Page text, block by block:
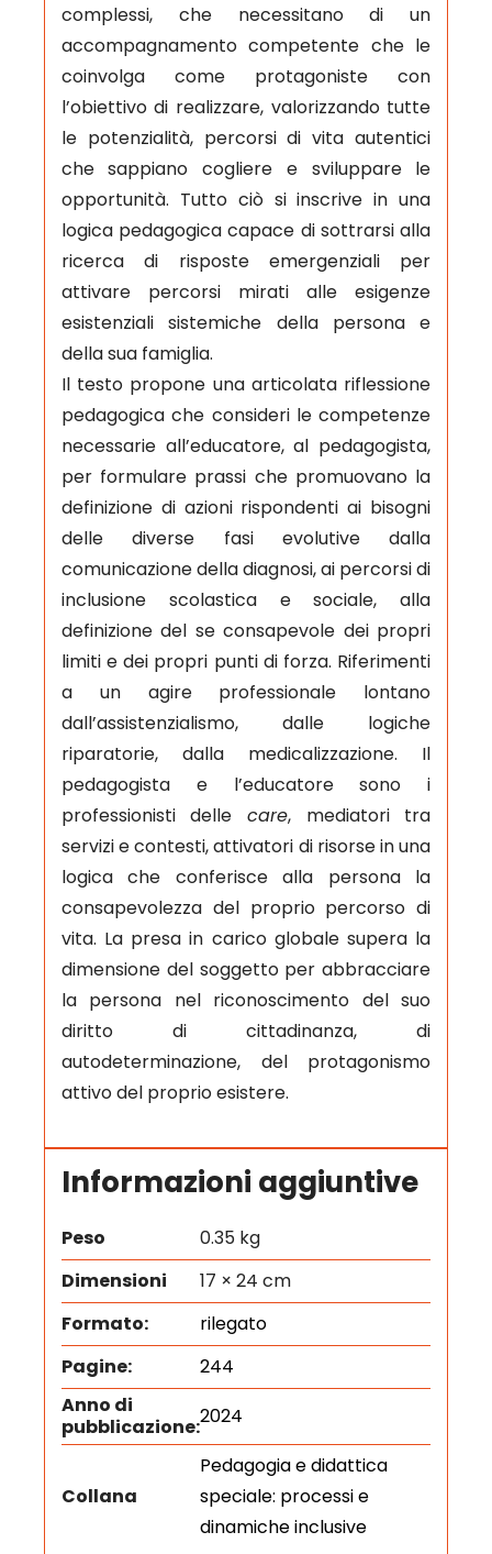
complessi, che necessitano di un
accompagnamento competente che le
coinvolga come protagoniste con
l’obiettivo di realizzare, valorizzando tutte
le potenzialità, percorsi di vita autentici
che sappiano cogliere e sviluppare le
opportunità. Tutto ciò si inscrive in una
logica pedagogica capace di sottrarsi alla
ricerca di risposte emergenziali per
attivare percorsi mirati alle esigenze
esistenziali sistemiche della persona e
della sua famiglia.
Il testo propone una articolata riflessione
pedagogica che consideri le competenze
necessarie all’educatore, al pedagogista,
per formulare prassi che promuovano la
definizione di azioni rispondenti ai bisogni
delle diverse fasi evolutive dalla
comunicazione della diagnosi, ai percorsi di
inclusione scolastica e sociale, alla
definizione del se consapevole dei propri
limiti e dei propri punti di forza. Riferimenti
a un agire professionale lontano
dall’assistenzialismo, dalle logiche
riparatorie, dalla medicalizzazione. Il
pedagogista e l’educatore sono i
professionisti delle care, mediatori tra
servizi e contesti, attivatori di risorse in una
logica che conferisce alla persona la
consapevolezza del proprio percorso di
vita. La presa in carico globale supera la
dimensione del soggetto per abbracciare
la persona nel riconoscimento del suo
diritto di cittadinanza, di
autodeterminazione, del protagonismo
attivo del proprio esistere.
Informazioni aggiuntive
Peso
0.35 kg
Dimensioni
17 × 24 cm
Formato:
rilegato
Pagine:
244
Anno di
pubblicazione:2024
Collana
Pedagogia e didattica
speciale: processi e
dinamiche inclusive